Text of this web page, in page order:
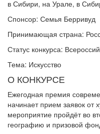
в Сибири, на Урале, в
Спонсор: Семья Берривуд
Принимающая страна:
Статус конкурса:
Тема: Искусство
О КОНКУРСЕ
Ежегодная премия
начинает прием заявок от
мероприятие пройдёт во
географию и призовой